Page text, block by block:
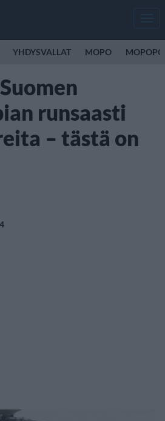
YHDYSVALLAT MOPO
runsaasti
– tästä on